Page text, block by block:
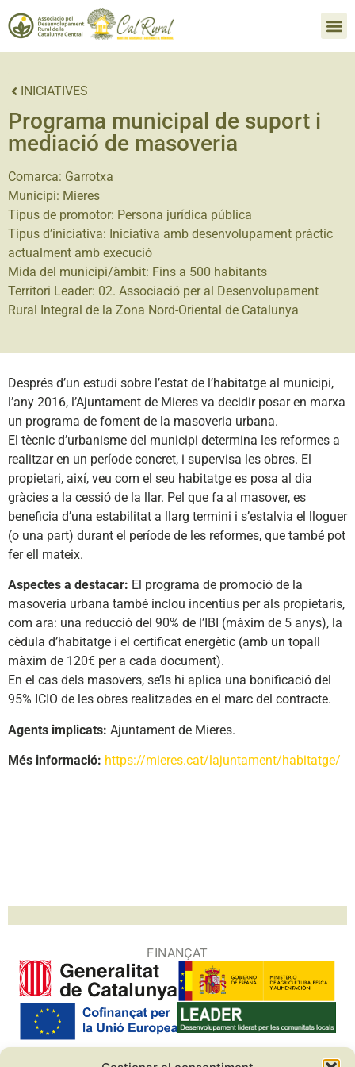
INICIATIVES
Programa municipal de suport i
mediació de masoveria
Comarca: Garrotxa
Municipi: Mieres
Tipus de promotor: Persona jurídica pública
Tipus d’iniciativa: Iniciativa amb desenvolupament pràctic
actualment amb execució
Mida del municipi/àmbit: Fins a 500 habitants
Territori Leader: 02. Associació per al Desenvolupament
Rural Integral de la Zona Nord-Oriental de Catalunya
Després d’un estudi sobre l’estat de l’habitatge al municipi,
l’any 2016, l’Ajuntament de Mieres va decidir posar en marxa
un programa de foment de la masoveria urbana.
El tècnic d’urbanisme del municipi determina les reformes a
realitzar en un període concret, i supervisa les obres. El
propietari, així, veu com el seu habitatge es posa al dia
gràcies a la cessió de la llar. Pel que fa al masover, es
beneficia d’una estabilitat a llarg termini i s’estalvia el lloguer
(o una part) durant el període de les reformes, que també pot
fer ell mateix.
Aspectes a destacar: El programa de promoció de la
masoveria urbana també inclou incentius per als propietaris,
com ara: una reducció del 90% de l’IBI (màxim de 5 anys), la
cèdula d’habitatge i el certificat energètic (amb un topall
màxim de 120€ per a cada document).
En el cas dels masovers, se’ls hi aplica una bonificació del
95% ICIO de les obres realitzades en el marc del contracte.
Agents implicats: Ajuntament de Mieres.
Més informació: https://mieres.cat/lajuntament/habitatge/
FINANÇAT